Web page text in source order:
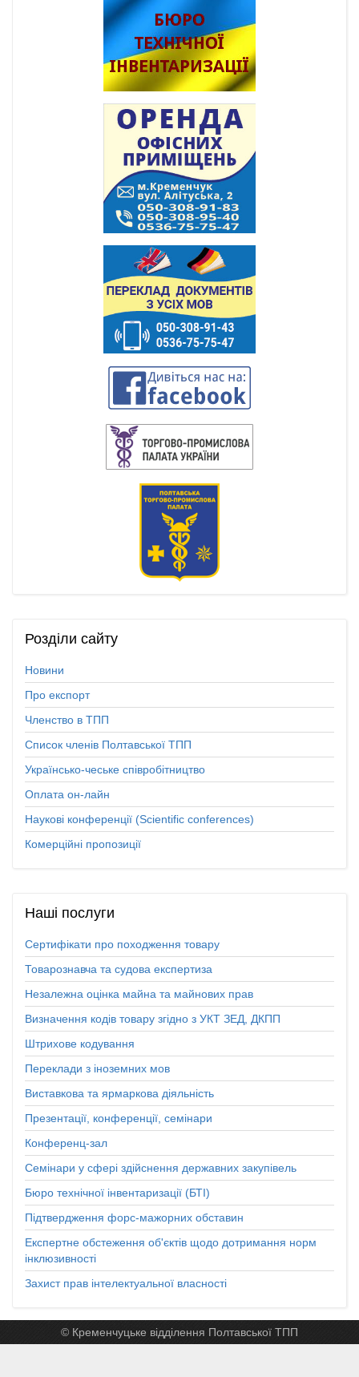
Розділи сайту
Новини
Про експорт
Членство в ТПП
Список членів Полтавської ТПП
Українсько-чеське співробітництво
Оплата он-лайн
Наукові конференції (Scientific conferences)
Комерційні пропозиції
Наші послуги
Сертифікати про походження товару
Товарознавча та судова експертиза
Незалежна оцінка майна та майнових прав
Визначення кодів товару згідно з УКТ ЗЕД, ДКПП
Штрихове кодування
Переклади з іноземних мов
Виставкова та ярмаркова діяльність
Презентації, конференції, семінари
Конференц-зал
Семінари у сфері здійснення державних закупівель
Бюро технічної інвентаризації (БТІ)
Підтвердження форс-мажорних обставин
Експертне обстеження об'єктів щодо дотримання норм
інклюзивності
Захист прав інтелектуальної власності
© Кременчуцьке відділення Полтавської ТПП